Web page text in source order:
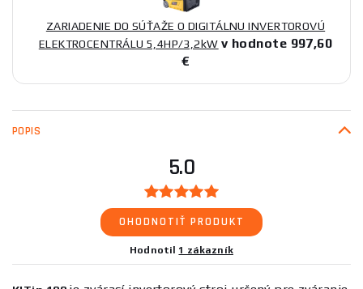
ZARIADENIE DO SÚŤAŽE O DIGITÁLNU INVERTOROVÚ
ELEKTROCENTRÁLU 5,4HP/3,2kW v hodnote 997,60
€
POPIS
5.0
OHODNOTIŤ PRODUKT
Hodnotil 1 zákazník